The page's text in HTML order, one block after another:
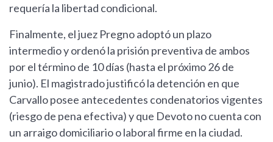
requería la libertad condicional.
Finalmente, el juez Pregno adoptó un plazo
intermedio y ordenó la prisión preventiva de ambos
por el término de 10 días (hasta el próximo 26 de
junio). El magistrado justificó la detención en que
Carvallo posee antecedentes condenatorios vigentes
(riesgo de pena efectiva) y que Devoto no cuenta con
un arraigo domiciliario o laboral firme en la ciudad.